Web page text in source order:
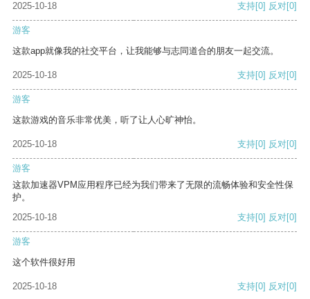
2025-10-18
支持[0] 反对[0]
游客
这款app就像我的社交平台，让我能够与志同道合的朋友一起交流。
2025-10-18 支持[0] 反对[0]
游客
这款游戏的音乐非常优美，听了让人心旷神怡。
2025-10-18 支持[0] 反对[0]
游客
这款加速器VPM应用程序已经为我们带来了无限的流畅体验和安全性保
护。
2025-10-18
支持[0] 反对[0]
游客
这个软件很好用
2025-10-18 支持[0] 反对[0]